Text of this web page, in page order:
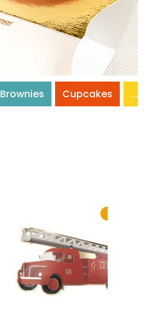
Brownies Cupcakes ...